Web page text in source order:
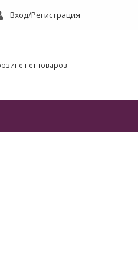
Вход/Регистрация